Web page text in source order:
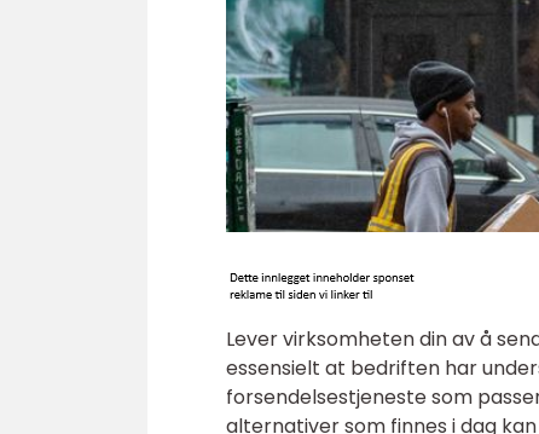
Lever virksomheten din av å
essensielt at bedriften har
forsendelsestjeneste som
alternativer som finnes i dag